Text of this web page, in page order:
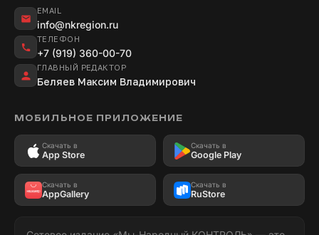
EMAIL
info@nkregion.ru
ТЕЛЕФОН
+7 (919) 360-00-70
ГЛАВНЫЙ РЕДАКТОР
Беляев Максим Владимирович
МОБИЛЬНОЕ ПРИЛОЖЕНИЕ
Скачать в
App Store
Скачать в
Google Play
Скачать в
AppGallery
Скачать в
RuStore